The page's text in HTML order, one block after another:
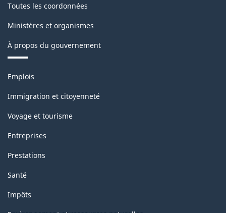
Toutes les coordonnées
Ministères et organismes
À propos du gouvernement
Thèmes
sujets
Emplois
Immigration et citoyenneté
Voyage et tourisme
Entreprises
Prestations
Santé
Impôts